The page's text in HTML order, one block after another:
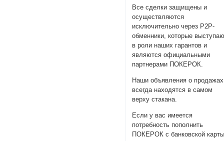
Все сделки защищены и
осуществляются
исключительно через P2P-
обменники, которые
в роли наших гарантов и
являются официальными
партнерами ПОКЕРОК.
Наши объявления о продажах
всегда находятся в самом
верху стакана.
Если у вас имеется
потребность пополнить
ПОКЕРОК с банковской